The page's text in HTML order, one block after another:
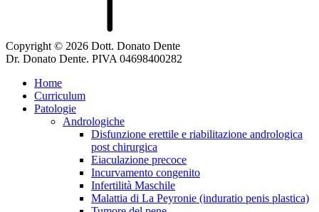
Copyright © 2026 Dott. Donato Dente
Dr. Donato Dente. PIVA 04698400282
Home
Curriculum
Patologie
Andrologiche
Disfunzione erettile e riabilitazione andrologica
post chirurgica
Eiaculazione precoce
Incurvamento congenito
Infertilità Maschile
Malattia di La Peyronie (induratio penis plastica)